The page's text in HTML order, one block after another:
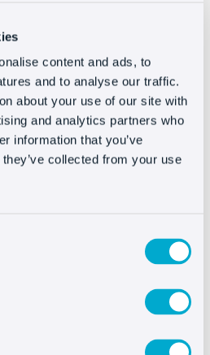
content and ads, to
and to analyse our traffic.
about your use of our site with
and analytics partners who
information that you’ve
collected from your use
página de noticias, de la
más específica, son
para incorporar el
las marcas.
a los blogs los últimos
de hoy, han demostrado que
para muchos
un contenido muy
comparten su contenido los
en general.
De hecho es uno de los
de integración. Los anuncios
el mismo aspecto que los
por la etiqueta que identifica